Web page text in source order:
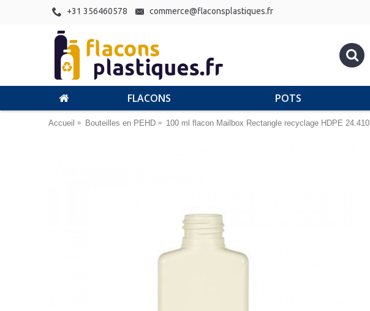
+31 356460578 commerce@flaconsplastiques.fr
FLACONS POTS
Accueil Bouteilles en PEHD 100 ml flacon Mailbox Rectangle recyclage HDPE 24.410